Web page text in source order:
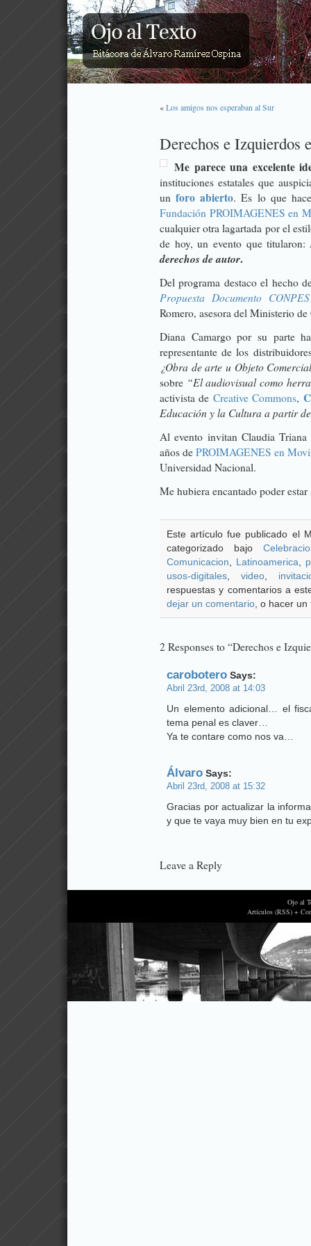
«Los amigos nos esperaban al Sur
Derechos e Izquierdos
Me parece una excelente
instituciones estatales que
unforo abierto. Es lo que
Fundación PROIMAGENES en
cualquier otra lagartada por el
de hoy, un evento que titularon:
derechos de autor.
Del programa destaco el hecho
Propuesta Documento
Romero, asesora del Ministerio
Diana Camargo por su parte
representante de los
¿Obra de arte u Objeto
sobre “El audiovisual como
activista de Creative Commons,
Educación y la Cultura a partir
Al evento invitan Claudia
años de PROIMAGENES en
Universidad Nacional.
Me hubiera encantado poder
Este artículo fue publicado el
categorizado bajo
Comunicacion
Latinoamerica
usos-digitales ,video
respuestas y comentarios a
dejar un comentario , o hacer
2 Responses to “Derechos e
carobotero Says:
Abril 23rd, 2008 at 14:03
Un elemento adicional… el
tema penal es claver…
Ya te contare como nos va…
Álvaro Says:
Abril 23rd, 2008 at 15:32
Gracias por actualizar la
y que te vaya muy bien en tu
Leave a Reply
Ojo al
Artículos (RSS) +